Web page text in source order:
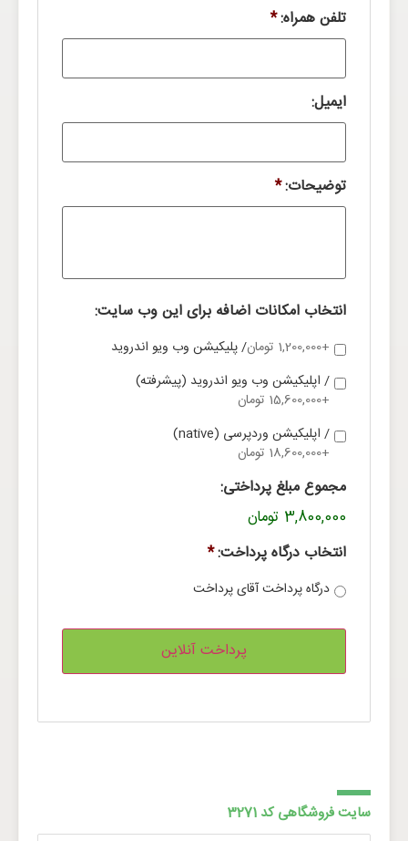
تلفن همراه:*
ایمیل:
توضیحات:*
انتخاب امکانات اضافه برای این وب سایت:
/ پلیکیشن وب ویو اندروید
+1,200,000 تومان
/ اپلیکیشن وب ویو اندروید (پیشرفته)
+15,600,000 تومان
/ اپلیکیشن وردپرسی (native)
+18,600,000 تومان
مجموع مبلغ پرداختی:
3,800,000 تومان
انتخاب درگاه پرداخت:*
درگاه پرداخت آقای پرداخت
سایت فروشگاهی کد 3271